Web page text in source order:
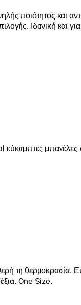
ποιότητος και
Ιδανική και
εύκαμπτες
τη θερμοκρασία.
One Size.